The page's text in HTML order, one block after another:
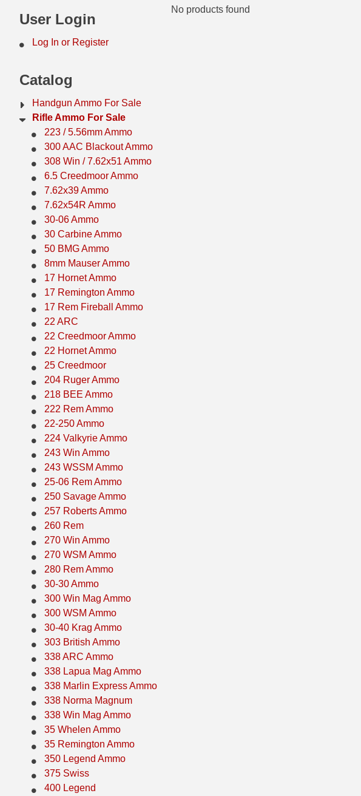
44 Magnum Ammo
32 Auto / ACP Ammo
25 Auto / ACP Ammo
30 Super Carry
32 H&R Mag Ammo
327 Magnum Ammo
38 Long Colt
357 SIG Ammo
38 S&W Short Ammo
38 Super Auto Ammo
38 Short Colt Ammo For Sale
38-40 Revolver Ammo
41 Rem Mag Ammo
44 Special Ammo
44 Russian Ammo
44-40 Ammo
454 Casull Ammo
45 G.A.P. Ammo
45 Long Colt Ammo
45 Schofield Ammo
460 S&W Ammo
500 S&W Ammo
480 Ruger
500 S&W Ammo
50 AE Ammo
7.62x25 Tok Ammo
7.65 Para / 30 Luger
7.63 Mauser
9x18 Mak Ammo
9x21 Ammo
9mm Browning Long
50 BMG Ammo
8mm Mauser Ammo
17 Remington Ammo
17 Rem Fireball Ammo
22 ARC
22 Creedmoor Ammo
22 Hornet Ammo
25 Creedmoor
204 Ruger Ammo
218 BEE Ammo
222 Rem Ammo
22-250 Ammo
224 Valkyrie Ammo
243 Win Ammo
243 WSSM Ammo
25-06 Rem Ammo
250 Savage Ammo
257 Roberts Ammo
260 Rem
270 Win Ammo
270 WSM Ammo
280 Rem Ammo
30-30 Ammo
300 Win Mag Ammo
300 WSM Ammo
30-40 Krag Ammo
303 British Ammo
338 ARC Ammo
338 Lapua Mag Ammo
338 Marlin Express Ammo
338 Norma Magnum
User Login
Log In or Register
Catalog
Handgun Ammo For Sale
Rifle Ammo For Sale
223 / 5.56mm Ammo
300 AAC Blackout Ammo
308 Win / 7.62x51 Ammo
6.5 Creedmoor Ammo
7.62x39 Ammo
7.62x54R Ammo
30-06 Ammo
30 Carbine Ammo
50 BMG Ammo
8mm Mauser Ammo
17 Hornet Ammo
17 Remington Ammo
17 Rem Fireball Ammo
22 ARC
22 Creedmoor Ammo
22 Hornet Ammo
25 Creedmoor
204 Ruger Ammo
218 BEE Ammo
222 Rem Ammo
22-250 Ammo
224 Valkyrie Ammo
243 Win Ammo
243 WSSM Ammo
25-06 Rem Ammo
250 Savage Ammo
257 Roberts Ammo
260 Rem
270 Win Ammo
270 WSM Ammo
280 Rem Ammo
30-30 Ammo
300 Win Mag Ammo
300 WSM Ammo
30-40 Krag Ammo
303 British Ammo
338 ARC Ammo
338 Lapua Mag Ammo
338 Marlin Express Ammo
338 Norma Magnum
338 Win Mag Ammo
35 Whelen Ammo
35 Remington Ammo
350 Legend Ammo
375 Swiss
400 Legend
No products found